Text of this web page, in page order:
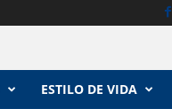
ESTILO DE VIDA